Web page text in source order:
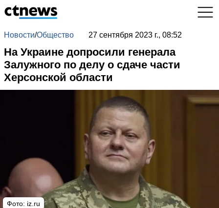
Новости/Общество 27 сентября 2023 г., 08:52
На Украине допросили генерала
Залужного по делу о сдаче части
Херсонской области
Фото: iz.ru